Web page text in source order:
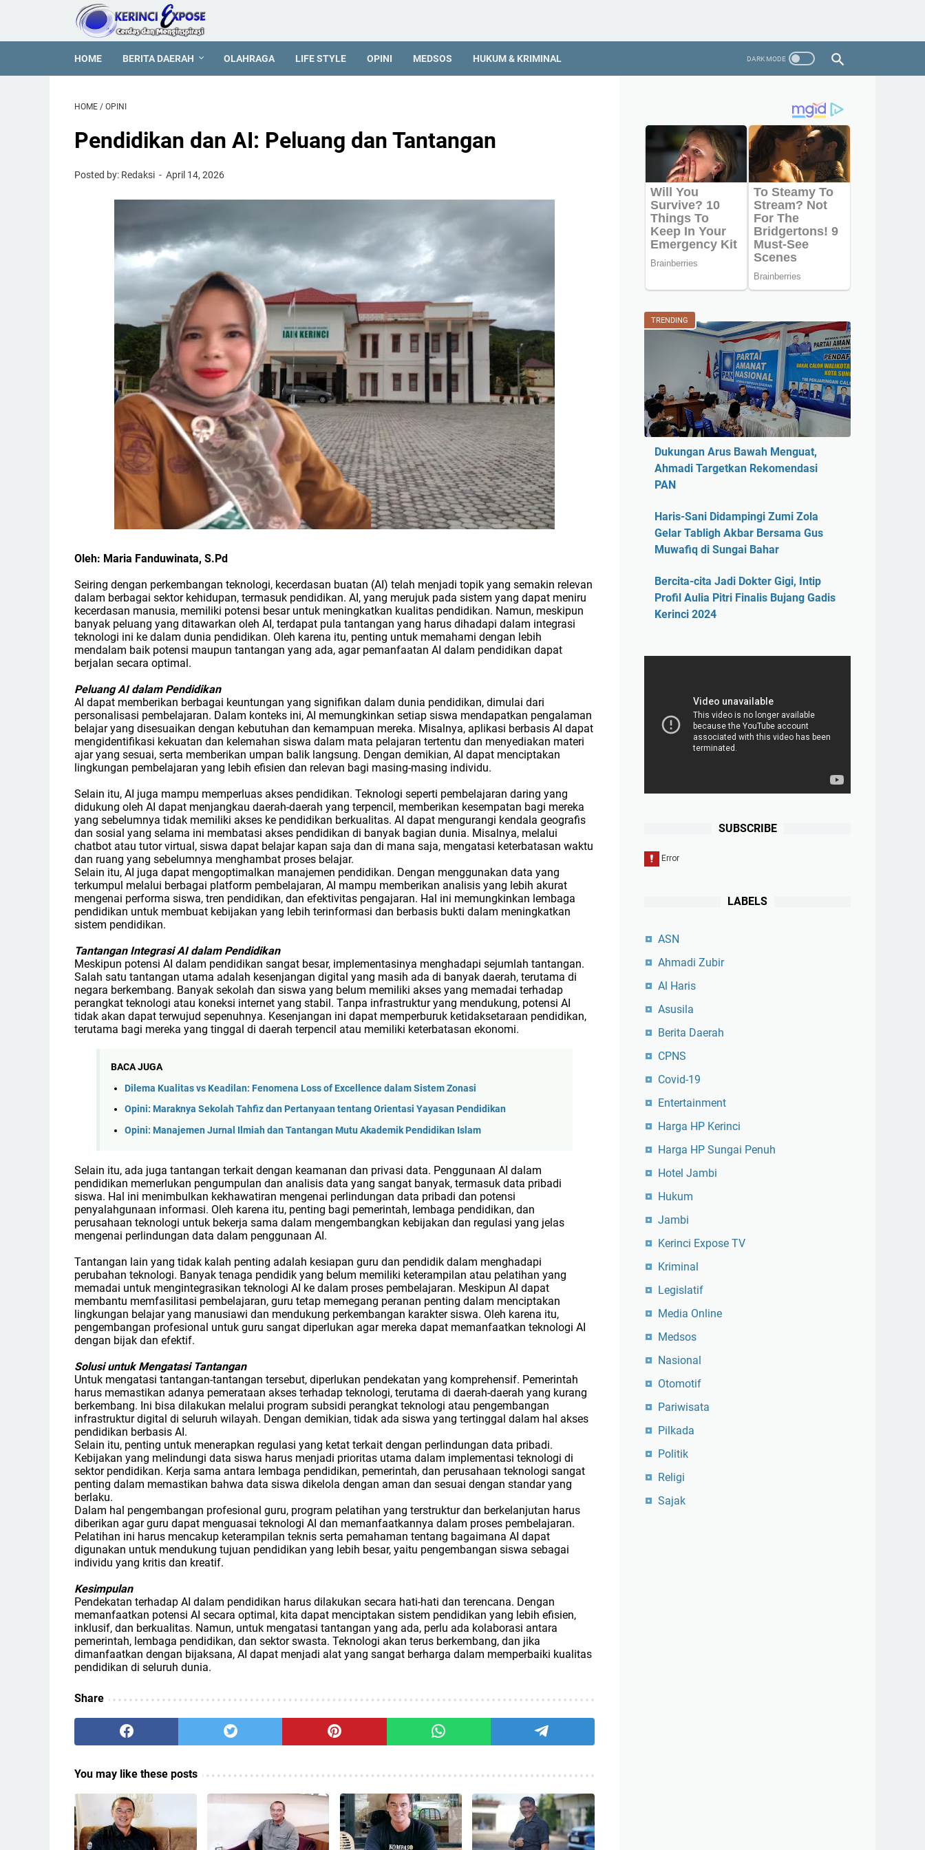
HOME BERITA DAERAH OLAHRAGA LIFE STYLE OPINI MEDSOS HUKUM & KRIMINAL
HOME / OPINI
Pendidikan dan AI: Peluang dan Tantangan
Posted by: Redaksi April 14, 2026
Oleh: Maria Fanduwinata, S.Pd
Seiring dengan perkembangan teknologi, kecerdasan buatan (AI) telah menjadi topik yang semakin relevan
dalam berbagai sektor kehidupan, termasuk pendidikan. AI, yang merujuk pada sistem yang dapat meniru
kecerdasan manusia, memiliki potensi besar untuk meningkatkan kualitas pendidikan. Namun, meskipun
banyak peluang yang ditawarkan oleh AI, terdapat pula tantangan yang harus dihadapi dalam integrasi
teknologi ini ke dalam dunia pendidikan. Oleh karena itu, penting untuk memahami dengan lebih
mendalam baik potensi maupun tantangan yang ada, agar pemanfaatan AI dalam pendidikan dapat
berjalan secara optimal.
Peluang AI dalam Pendidikan
AI dapat memberikan berbagai keuntungan yang signifikan dalam dunia pendidikan, dimulai dari
personalisasi pembelajaran. Dalam konteks ini, AI memungkinkan setiap siswa mendapatkan pengalaman
belajar yang disesuaikan dengan kebutuhan dan kemampuan mereka. Misalnya, aplikasi berbasis AI dapat
mengidentifikasi kekuatan dan kelemahan siswa dalam mata pelajaran tertentu dan menyediakan materi
ajar yang sesuai, serta memberikan umpan balik langsung. Dengan demikian, AI dapat menciptakan
lingkungan pembelajaran yang lebih efisien dan relevan bagi masing-masing individu.
Selain itu, AI juga mampu memperluas akses pendidikan. Teknologi seperti pembelajaran daring yang
didukung oleh AI dapat menjangkau daerah-daerah yang terpencil, memberikan kesempatan bagi mereka
yang sebelumnya tidak memiliki akses ke pendidikan berkualitas. AI dapat mengurangi kendala geografis
dan sosial yang selama ini membatasi akses pendidikan di banyak bagian dunia. Misalnya, melalui
chatbot atau tutor virtual, siswa dapat belajar kapan saja dan di mana saja, mengatasi keterbatasan waktu
dan ruang yang sebelumnya menghambat proses belajar.
Selain itu, AI juga dapat mengoptimalkan manajemen pendidikan. Dengan menggunakan data yang
terkumpul melalui berbagai platform pembelajaran, AI mampu memberikan analisis yang lebih akurat
mengenai performa siswa, tren pendidikan, dan efektivitas pengajaran. Hal ini memungkinkan lembaga
pendidikan untuk membuat kebijakan yang lebih terinformasi dan berbasis bukti dalam meningkatkan
sistem pendidikan.
Tantangan Integrasi AI dalam Pendidikan
Meskipun potensi AI dalam pendidikan sangat besar, implementasinya menghadapi sejumlah tantangan.
Salah satu tantangan utama adalah kesenjangan digital yang masih ada di banyak daerah, terutama di
negara berkembang. Banyak sekolah dan siswa yang belum memiliki akses yang memadai terhadap
perangkat teknologi atau koneksi internet yang stabil. Tanpa infrastruktur yang mendukung, potensi AI
tidak akan dapat terwujud sepenuhnya. Kesenjangan ini dapat memperburuk ketidaksetaraan pendidikan,
terutama bagi mereka yang tinggal di daerah terpencil atau memiliki keterbatasan ekonomi.
BACA JUGA
Dilema Kualitas vs Keadilan: Fenomena Loss of Excellence dalam Sistem Zonasi
Opini: Maraknya Sekolah Tahfiz dan Pertanyaan tentang Orientasi Yayasan Pendidikan
Opini: Manajemen Jurnal Ilmiah dan Tantangan Mutu Akademik Pendidikan Islam
Selain itu, ada juga tantangan terkait dengan keamanan dan privasi data. Penggunaan AI dalam
pendidikan memerlukan pengumpulan dan analisis data yang sangat banyak, termasuk data pribadi
siswa. Hal ini menimbulkan kekhawatiran mengenai perlindungan data pribadi dan potensi
penyalahgunaan informasi. Oleh karena itu, penting bagi pemerintah, lembaga pendidikan, dan
perusahaan teknologi untuk bekerja sama dalam mengembangkan kebijakan dan regulasi yang jelas
mengenai perlindungan data dalam penggunaan AI.
Tantangan lain yang tidak kalah penting adalah kesiapan guru dan pendidik dalam menghadapi
perubahan teknologi. Banyak tenaga pendidik yang belum memiliki keterampilan atau pelatihan yang
memadai untuk mengintegrasikan teknologi AI ke dalam proses pembelajaran. Meskipun AI dapat
membantu memfasilitasi pembelajaran, guru tetap memegang peranan penting dalam menciptakan
lingkungan belajar yang manusiawi dan mendukung perkembangan karakter siswa. Oleh karena itu,
pengembangan profesional untuk guru sangat diperlukan agar mereka dapat memanfaatkan teknologi AI
dengan bijak dan efektif.
Solusi untuk Mengatasi Tantangan
Untuk mengatasi tantangan-tantangan tersebut, diperlukan pendekatan yang komprehensif. Pemerintah
harus memastikan adanya pemerataan akses terhadap teknologi, terutama di daerah-daerah yang kurang
berkembang. Ini bisa dilakukan melalui program subsidi perangkat teknologi atau pengembangan
infrastruktur digital di seluruh wilayah. Dengan demikian, tidak ada siswa yang tertinggal dalam hal akses
pendidikan berbasis AI.
Selain itu, penting untuk menerapkan regulasi yang ketat terkait dengan perlindungan data pribadi.
Kebijakan yang melindungi data siswa harus menjadi prioritas utama dalam implementasi teknologi di
sektor pendidikan. Kerja sama antara lembaga pendidikan, pemerintah, dan perusahaan teknologi sangat
penting dalam memastikan bahwa data siswa dikelola dengan aman dan sesuai dengan standar yang
berlaku.
Dalam hal pengembangan profesional guru, program pelatihan yang terstruktur dan berkelanjutan harus
diberikan agar guru dapat menguasai teknologi AI dan memanfaatkannya dalam proses pembelajaran.
Pelatihan ini harus mencakup keterampilan teknis serta pemahaman tentang bagaimana AI dapat
digunakan untuk mendukung tujuan pendidikan yang lebih besar, yaitu pengembangan siswa sebagai
individu yang kritis dan kreatif.
Kesimpulan
Pendekatan terhadap AI dalam pendidikan harus dilakukan secara hati-hati dan terencana. Dengan
memanfaatkan potensi AI secara optimal, kita dapat menciptakan sistem pendidikan yang lebih efisien,
inklusif, dan berkualitas. Namun, untuk mengatasi tantangan yang ada, perlu ada kolaborasi antara
pemerintah, lembaga pendidikan, dan sektor swasta. Teknologi akan terus berkembang, dan jika
dimanfaatkan dengan bijaksana, AI dapat menjadi alat yang sangat berharga dalam memperbaiki kualitas
pendidikan di seluruh dunia.
Share
You may like these posts
TRENDING
Dukungan Arus Bawah Menguat,
Ahmadi Targetkan Rekomendasi
PAN
Haris-Sani Didampingi Zumi Zola
Gelar Tabligh Akbar Bersama Gus
Muwafiq di Sungai Bahar
Bercita-cita Jadi Dokter Gigi, Intip
Profil Aulia Pitri Finalis Bujang Gadis
Kerinci 2024
SUBSCRIBE
LABELS
ASN
Ahmadi Zubir
Al Haris
Asusila
Berita Daerah
CPNS
Covid-19
Entertainment
Harga HP Kerinci
Harga HP Sungai Penuh
Hotel Jambi
Hukum
Jambi
Kerinci Expose TV
Kriminal
Legislatif
Media Online
Medsos
Nasional
Otomotif
Pariwisata
Pilkada
Politik
Religi
Sajak